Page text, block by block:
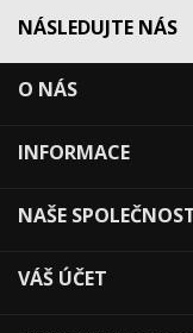
NÁSLEDUJTE NÁS
O NÁS
INFORMACE
NAŠE
VÁŠ ÚČET